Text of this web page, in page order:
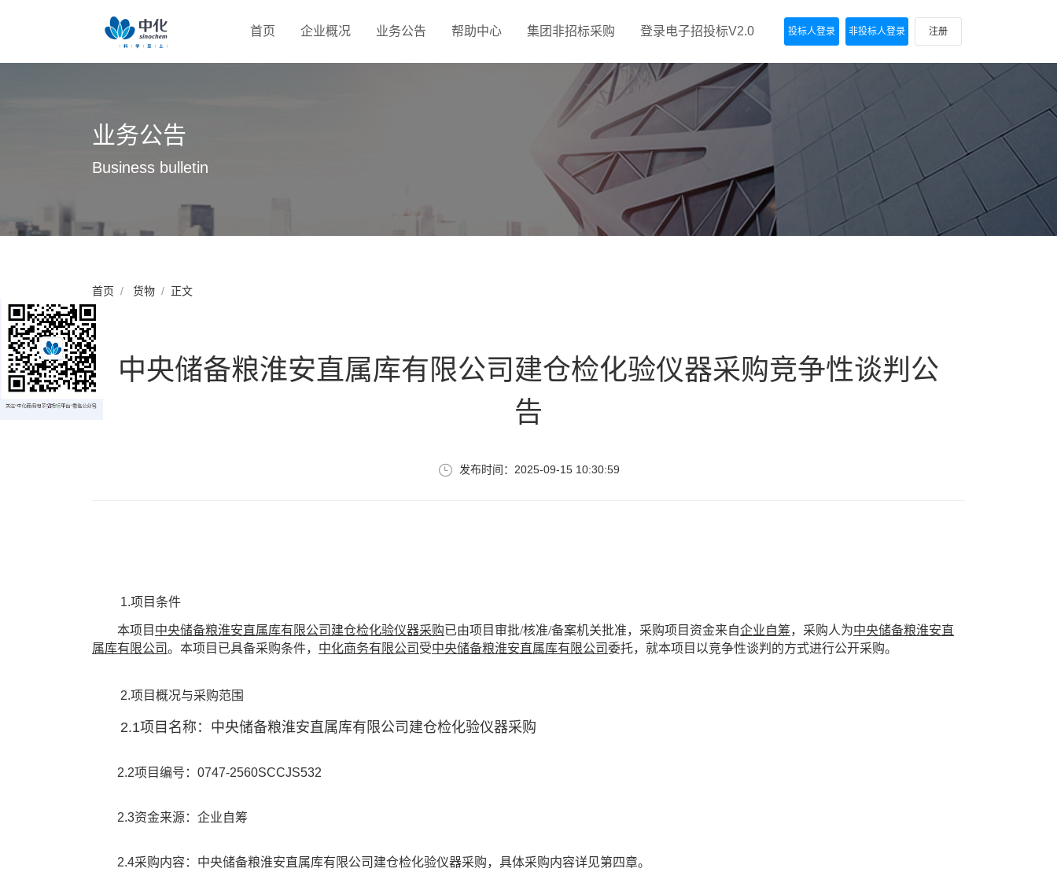
首页 企业概况 业务公告 帮助中心 集团非招标采购 登录电子招投标V2.0 投标人登录 非投标人登录 注册
业务公告
Business bulletin
首页 货物 正文
中央储备粮淮安直属库有限公司建仓检化验仪器采购竞争性谈判公
告
发布时间：2025-09-15 10:30:59
1.项目条件
本项目 中央储备粮淮安直属库有限公司建仓检化验仪器采购已由项目审批/核准/备案机关批准，采购项目资金来自企业自筹， 采购人为中央储备粮淮安直
属库有限公司。本项目已具备采购条件， 中化商务有限公司 受中央储备粮淮安直属库有限公司委托，就本项目以竞争性谈判 的方式进行公开采购。
2.项目概况与采购范围
2.1项目名称： 中央储备粮淮安直属库有限公司建仓检化验仪器采购
2.2项目编号： 0747-2560SCCJS532
2.3资金来源：企业自筹
2.4采购内容： 中央储备粮淮安直属库有限公司建仓检化验仪器采购，具体采购内容详见第四章。